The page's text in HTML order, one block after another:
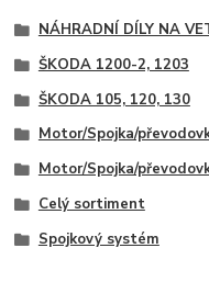
NÁHRADNÍ DÍLY NA
ŠKODA 1200-2, 1203
ŠKODA 105, 120, 130
Motor/Spojka/
Motor/Spojka/
Celý sortiment
Spojkový systém